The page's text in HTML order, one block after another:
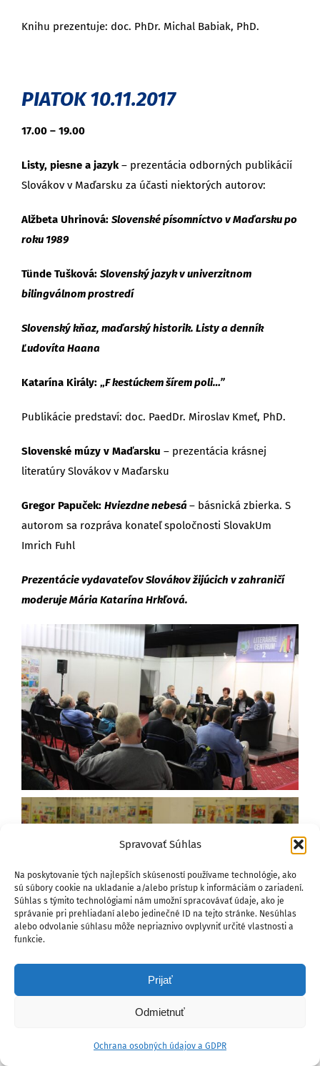
Spravovať Súhlas
Na poskytovanie tých najlepších skúseností používame technológie, ako
sú súbory cookie na ukladanie a/alebo prístup k informáciám o zariadení.
Súhlas s týmito technológiami nám umožní spracovávať údaje, ako je
správanie pri prehliadaní alebo jedinečné ID na tejto stránke. Nesúhlas
alebo odvolanie súhlasu môže nepriaznivo ovplyvniť určité vlastnosti a
funkcie.
Prijať
Odmietnuť
Ochrana osobných údajov a GDPR
Knihu prezentuje: doc. PhDr. Michal Babiak, PhD.
PIATOK 10.11.2017
17.00 – 19.00
Listy, piesne a jazyk– prezentácia odborných publikácií
Slovákov v Maďarsku za účasti niektorých autorov:
Alžbeta Uhrinová: Slovenské písomníctvo v Maďarsku po
roku 1989
Tünde Tušková: Slovenský jazyk v univerzitnom
bilingválnom prostredí
Slovenský kňaz, maďarský historik. Listy a denník
Ľudovíta Haana
Katarína Király: „F kestúckem šírem poli…”
Publikácie predstaví: doc. PaedDr. Miroslav Kmeť, PhD.
Slovenské múzy v Maďarsku – prezentácia krásnej
literatúry Slovákov v Maďarsku
Gregor Papuček: Hviezdne nebesá– básnická zbierka. S
autorom sa rozpráva konateľ spoločnosti SlovakUm
Imrich Fuhl
Prezentácie vydavateľov Slovákov žijúcich v zahraničí
moderuje Mária Katarína Hrkľová.